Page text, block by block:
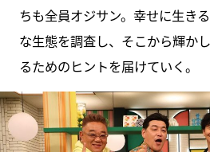
ちも全員オジサン。幸せに生き
な生態を調査し、そこから輝か
るためのヒントを届けていく。